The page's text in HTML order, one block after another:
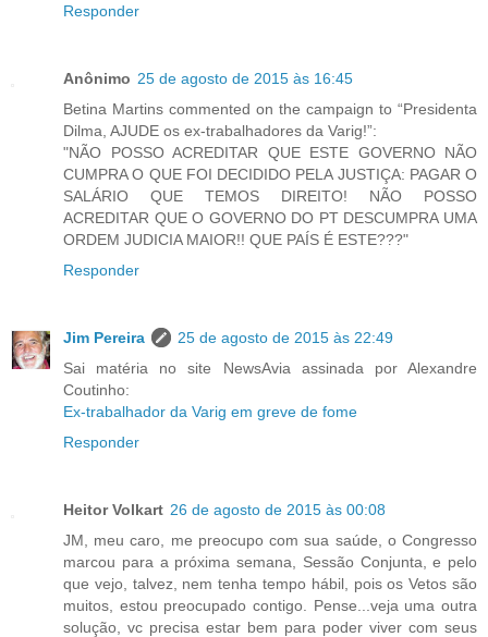
Responder
Anônimo 25 de agosto de 2015 às 16:45
Betina Martins commented on the campaign to “Presidenta
Dilma, AJUDE os ex-trabalhadores da Varig!”:
"NÃO POSSO ACREDITAR QUE ESTE GOVERNO NÃO
CUMPRA O QUE FOI DECIDIDO PELA JUSTIÇA: PAGAR O
SALÁRIO QUE TEMOS DIREITO! NÃO POSSO
ACREDITAR QUE O GOVERNO DO PT DESCUMPRA UMA
ORDEM JUDICIA MAIOR!! QUE PAÍS É ESTE???"
Responder
Jim Pereira
25 de agosto de 2015 às 22:49
Sai matéria no site NewsAvia assinada por Alexandre
Coutinho:
Ex-trabalhador da Varig em greve de fome
Responder
Heitor Volkart 26 de agosto de 2015 às 00:08
JM, meu caro, me preocupo com sua saúde, o Congresso
marcou para a próxima semana, Sessão Conjunta, e pelo
que vejo, talvez, nem tenha tempo hábil, pois os Vetos são
muitos, estou preocupado contigo. Pense...veja uma outra
solução, vc precisa estar bem para poder viver com seus